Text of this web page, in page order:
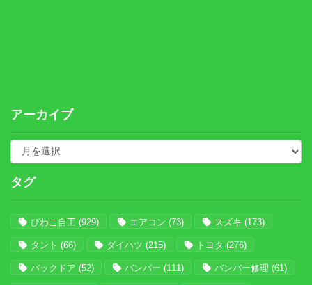
アーカイブ
タグ
びわこ自工 (929) エアコン (73) スズキ (173)
タント (66) ダイハツ (215) トヨタ (276)
バックドア (52) バンパー (111) バンパー修理 (61)